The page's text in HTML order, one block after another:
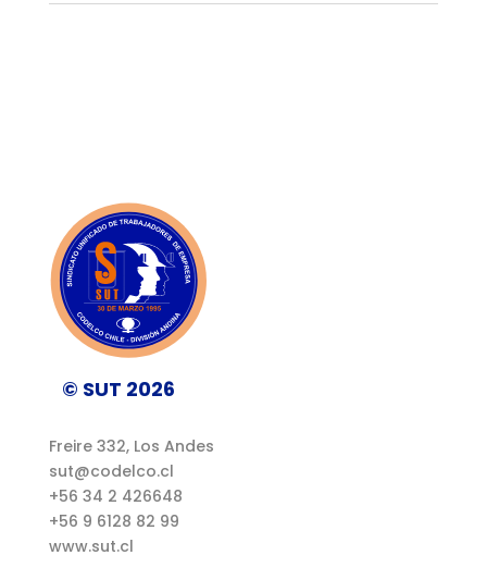
© SUT 2026
Freire 332, Los Andes
sut@codelco.cl
+56 34 2 426648
+56 9 6128 82 99
www.sut.cl